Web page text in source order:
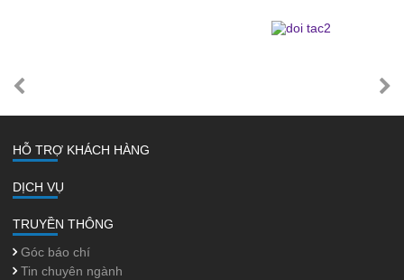
HỖ TRỢ KHÁCH HÀNG
DỊCH VỤ
TRUYỀN THÔNG
Góc báo chí
Tin chuyên ngành